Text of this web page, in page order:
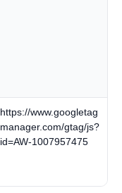
https://www.googletag
manager.com/gtag/js?
id=AW-1007957475